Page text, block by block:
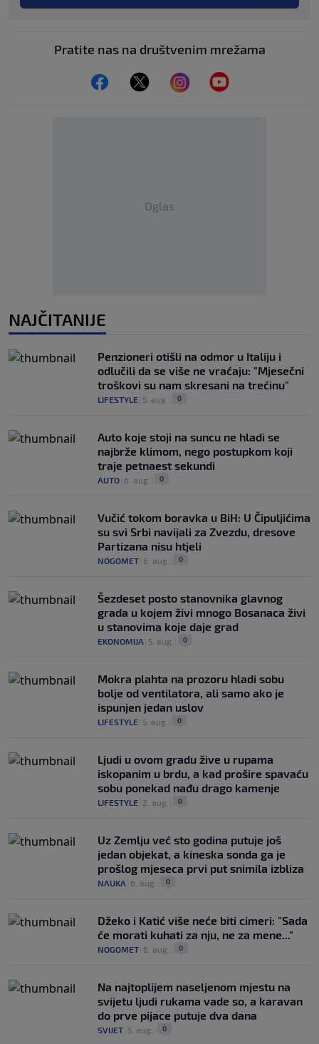
Pratite nas na društvenim mrežama
Oglas
NAJČITANIJE
Penzioneri otišli na odmor u Italiju i
odlučili da se više ne vraćaju: "Mjesečni
troškovi su nam skresani na trećinu"
LIFESTYLE 5. aug. 0
Auto koje stoji na suncu ne hladi se
najbrže klimom, nego postupkom koji
traje petnaest sekundi
AUTO 6. aug. 0
Vučić tokom boravka u BiH: U Čipuljićima
su svi Srbi navijali za Zvezdu, dresove
Partizana nisu htjeli
NOGOMET 6. aug. 0
Šezdeset posto stanovnika glavnog
grada u kojem živi mnogo Bosanaca živi
u stanovima koje daje grad
EKONOMIJA 5. aug. 0
Mokra plahta na prozoru hladi sobu
bolje od ventilatora, ali samo ako je
ispunjen jedan uslov
LIFESTYLE 5. aug. 0
Ljudi u ovom gradu žive u rupama
iskopanim u brdu, a kad prošire spavaću
sobu ponekad nađu drago kamenje
LIFESTYLE 2. aug. 0
Uz Zemlju već sto godina putuje još
jedan objekat, a kineska sonda ga je
prošlog mjeseca prvi put snimila izbliza
NAUKA 6. aug. 0
Džeko i Katić više neće biti cimeri: "Sada
će morati kuhati za nju, ne za mene..."
NOGOMET 6. aug. 0
Na najtoplijem naseljenom mjestu na
svijetu ljudi rukama vade so, a karavan
do prve pijace putuje dva dana
SVIJET 5. aug. 0